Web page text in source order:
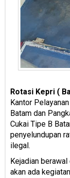
Rotasi Kepri (
Kantor
Batam dan
Cukai Tipe B
penyelundupan
ilegal.
Kejadian
akan ada